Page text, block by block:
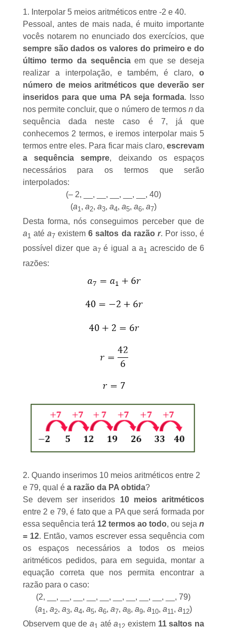
1. Interpolar 5 meios aritméticos entre -2 e 40.
Pessoal, antes de mais nada, é muito importante
vocês notarem no enunciado dos exercícios, que
sempre são dados os valores do primeiro e do
último termo da sequênciaem que se deseja
realizar a interpolação, e também, é claro,o
número de meios aritméticos que deverão ser
inseridos para que uma PA seja formada. Isso
nos permite concluir, que o número de termosn da
sequência dada neste caso é 7, já que
conhecemos 2 termos, e iremos interpolar mais 5
termos entre eles. Para ficar mais claro,escrevam
a sequência sempre, deixando os espaços
necessários para os termos que serão
interpolados:
(– 2, __, __, __, __, __, 40)
(a1, a2, a3, a4, a5, a6, a7)
Desta forma, nós conseguimos perceber que de
a1 atéa7 existem6 saltos da razão r. Por isso, é
possível dizer que a7é igual a a1 acrescido de 6
razões:
2. Quando inserimos 10 meios aritméticos entre 2
e 79, qual é a razão da PA obtida?
Se devem ser inseridos 10 meios aritméticos
entre 2 e 79, é fato que a PA que será formada por
essa sequência terá 12 termos ao todo, ou sejan
= 12. Então, vamos escrever essa sequência com
os espaços necessários a todos os meios
aritméticos pedidos, para em seguida, montar a
equação correta que nos permita encontrar a
razão para o caso:
(2, __, __, __, __, __, __, __, __, __, __, 79)
(a1, a2, a3, a4, a5, a6, a7, a8, a9, a10, a11, a12)
Observem que de a1 atéa12 existem 11 saltos na